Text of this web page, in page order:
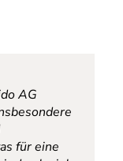
AG
für eine